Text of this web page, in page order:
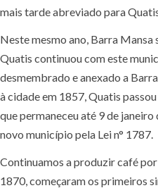
mais tarde abreviado para
Neste mesmo ano, Barra Mansa
Quatis continuou com este
desmembrado e anexado a
à cidade em 1857, Quatis
que permaneceu até 9 de
novo município pela Lei n° 1787.
Continuamos a produzir café
1870, começaram os primeiros